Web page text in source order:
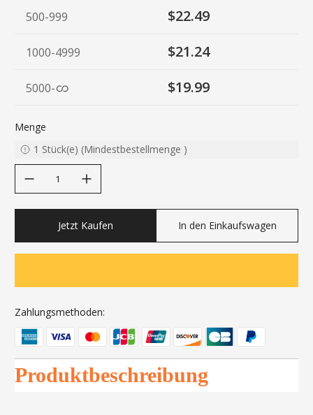
500-999 $22.49
1000-4999 $21.24
5000- $19.99
Menge
1 Stück(e) (Mindestbestellmenge )
Jetzt Kaufen In den Einkaufswagen
Zahlungsmethoden:
Produktbeschreibung